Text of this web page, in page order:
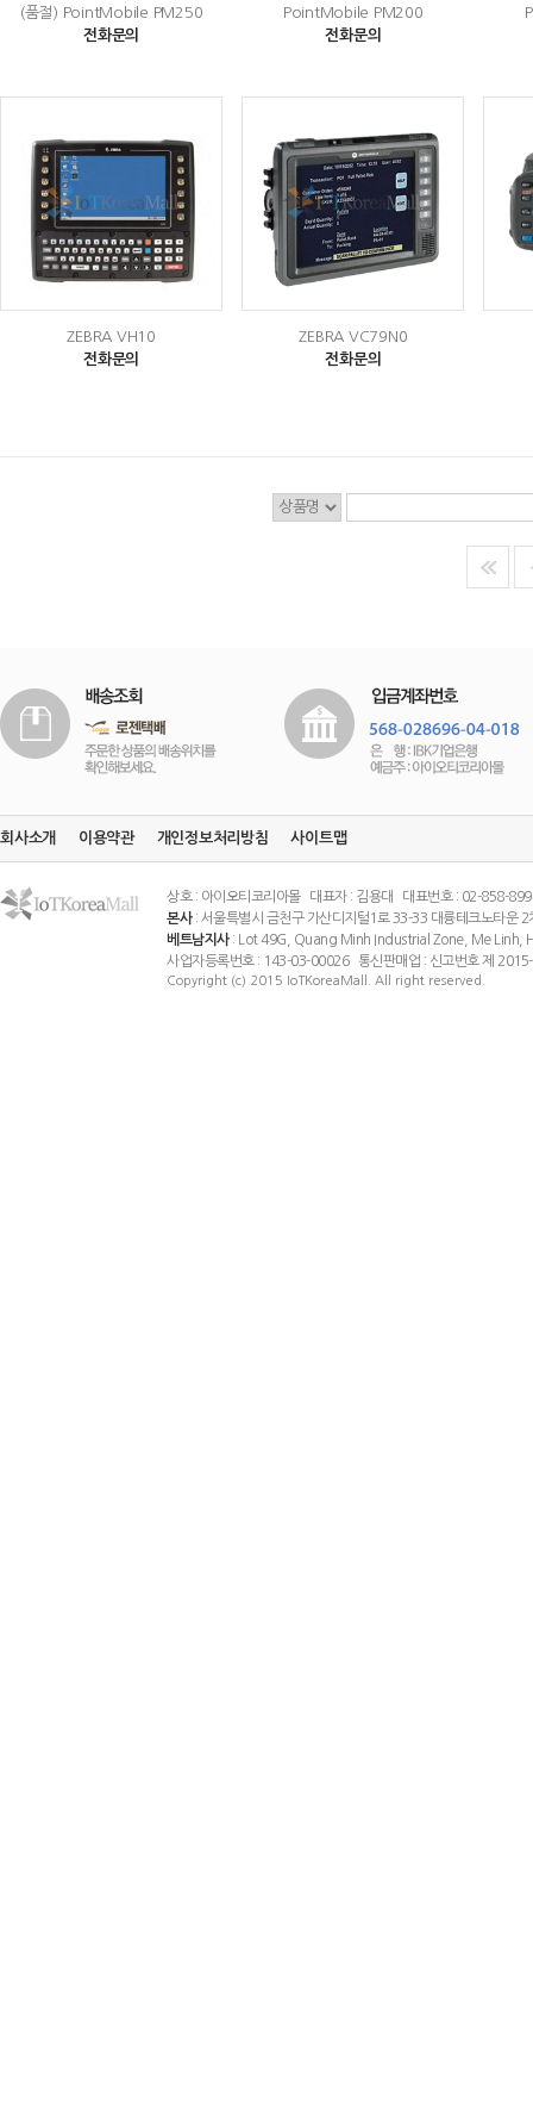
(품절) PointMobile PM250
전화문의
PointMobile PM200
전화문의
ZEBRA VH10
전화문의
ZEBRA VC79N0
전화문의
회사소개 이용약관 개인정보처리방침 사이트맵
상호 : 아이오티코리아몰 대표자 : 김용대 대표번호 : 02-858-
본사: 서울특별시 금천구 가산디지털1로 33-33 대륭테크노타운
베트남지사: Lot 49G, Quang Minh Industrial Zone, Me Linh,
사업자등록번호 : 143-03-00026 통신판매업 : 신고번호 제
Copyright (c) 2015 IoTKoreaMall. All right reserved.